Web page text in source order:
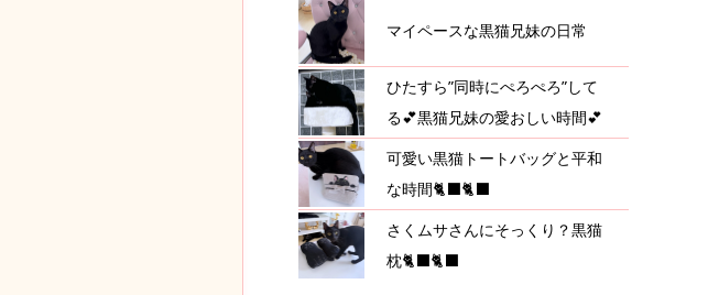
マイペースな黒猫兄妹の日常
ひたすら”同時にぺろぺろ”して
る💕黒猫兄妹の愛おしい時間💕
可愛い黒猫トートバッグと平和
な時間🐈‍⬛🐈‍⬛
さくムサさんにそっくり？黒猫
枕🐈‍⬛🐈‍⬛